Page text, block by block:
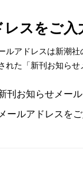
レスをご入
ルアドレスは新潮社
れた「新刊お知ら
刊お知らせメール
ールアドレスを